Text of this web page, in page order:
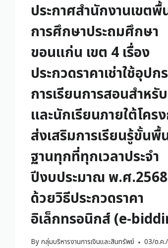
ประกาศสำนักงานเขตพื้
การศึกษาประถมศึกษา
ขอนแก่น เขต 4 เรื่อง
ประกวดราคาเช่าใช้อุป
การเรียนการสอนสำหรั
และนักเรียนภายใต้โคร
ส่งเสริมการเรียนรู้ขั้นพื้
ฐานทุกที่ทุกเวลาประจำ
ปีงบประมาณ พ.ศ.2568
ด้วยวิธีประกวดราคา
อิเล็กทรอนิกส์ (e-
By กลุ่มบริหารงานการเงินและสินทรัพย์ 03/ต.ค